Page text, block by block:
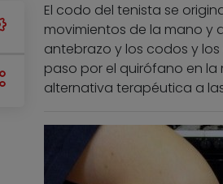
El codo del tenista se
movimientos de la mano y
antebrazo y los codos y
paso por el quirófano en la
alternativa terapéutica a